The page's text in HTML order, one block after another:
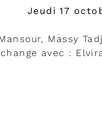
Jeudi 17
Massy
avec :